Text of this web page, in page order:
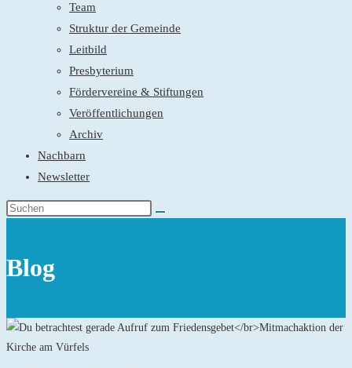
Team
Struktur der Gemeinde
Leitbild
Presbyterium
Fördervereine & Stiftungen
Veröffentlichungen
Archiv
Nachbarn
Newsletter
Blog